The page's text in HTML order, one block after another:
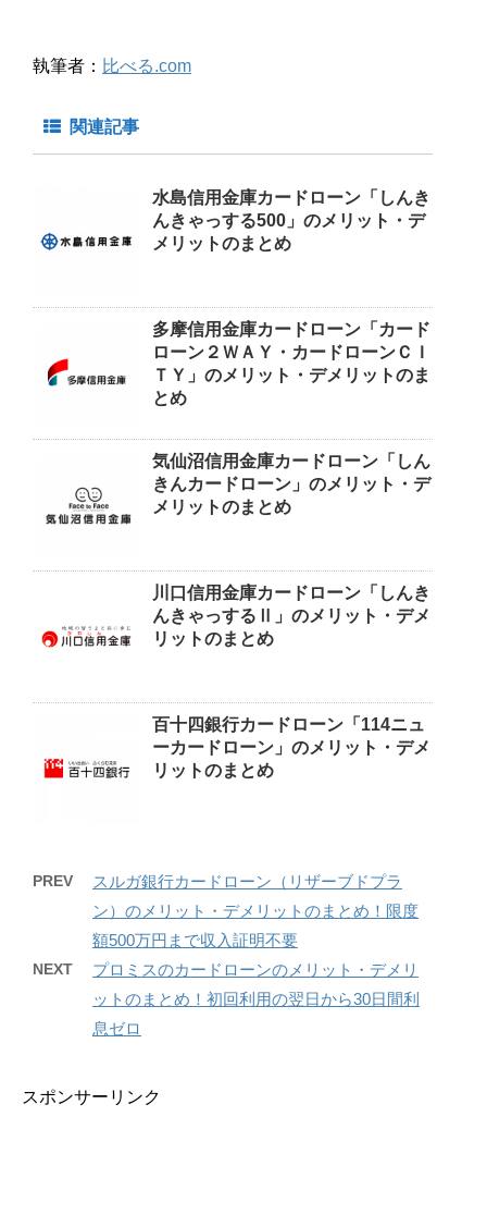
執筆者： 比べる.com
関連記事
水島信用金庫カードローン「しんき
んきゃっする500」のメリット・デ
メリットのまとめ
多摩信用金庫カードローン「カード
ローン２ＷＡＹ・カードローンＣＩ
ＴＹ」のメリット・デメリットのま
とめ
気仙沼信用金庫カードローン「しん
きんカードローン」のメリット・デ
メリットのまとめ
川口信用金庫カードローン「しんき
んきゃっするⅡ」のメリット・デメ
リットのまとめ
百十四銀行カードローン「114ニュ
ーカードローン」のメリット・デメ
リットのまとめ
PREV
スルガ銀行カードローン（リザーブドプラ
ン）のメリット・デメリットのまとめ！限度
額500万円まで収入証明不要
NEXT
プロミスのカードローンのメリット・デメリ
ットのまとめ！初回利用の翌日から30日間利
息ゼロ
スポンサーリンク